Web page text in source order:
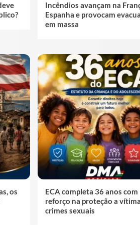
Incêndios avançam na
Espanha e provocam
em massa
os
ECA completa 36 anos com
reforço na proteção a
crimes sexuais